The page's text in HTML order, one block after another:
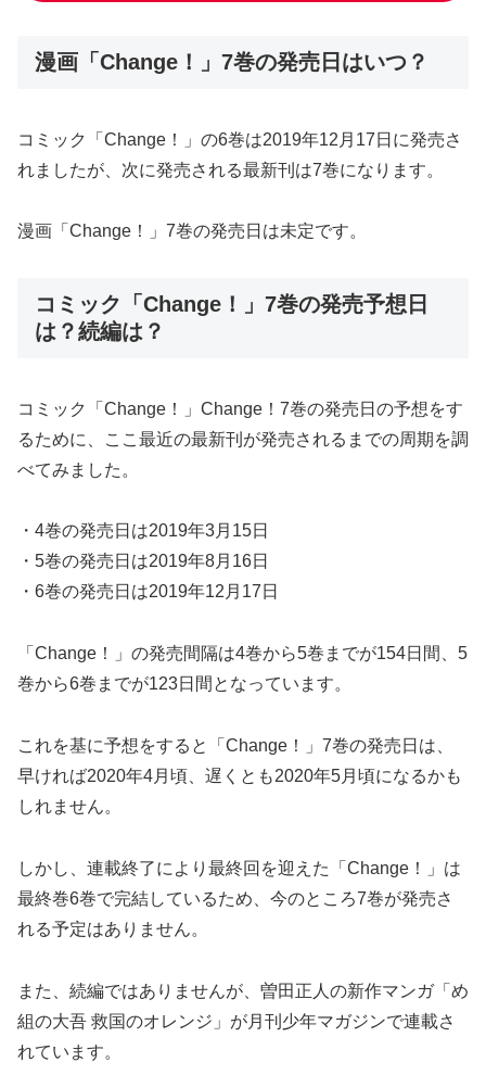
漫画「Change！」7巻の発売日はいつ？
コミック「Change！」の6巻は2019年12月17日に発売さ
れましたが、次に発売される最新刊は7巻になります。
漫画「Change！」7巻の発売日は未定です。
コミック「Change！」7巻の発売予想日
は？続編は？
コミック「Change！」Change！7巻の発売日の予想をす
るために、ここ最近の最新刊が発売されるまでの周期を調
べてみました。
・4巻の発売日は2019年3月15日
・5巻の発売日は2019年8月16日
・6巻の発売日は2019年12月17日
「Change！」の発売間隔は4巻から5巻までが154日間、5
巻から6巻までが123日間となっています。
これを基に予想をすると「Change！」7巻の発売日は、
早ければ2020年4月頃、遅くとも2020年5月頃になるかも
しれません。
しかし、連載終了により最終回を迎えた「Change！」は
最終巻6巻で完結しているため、今のところ7巻が発売さ
れる予定はありません。
また、続編ではありませんが、曽田正人の新作マンガ「め
組の大吾 救国のオレンジ」が月刊少年マガジンで連載さ
れています。